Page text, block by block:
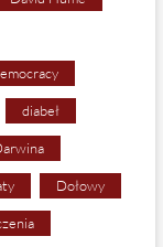
diabeł
Dołowy